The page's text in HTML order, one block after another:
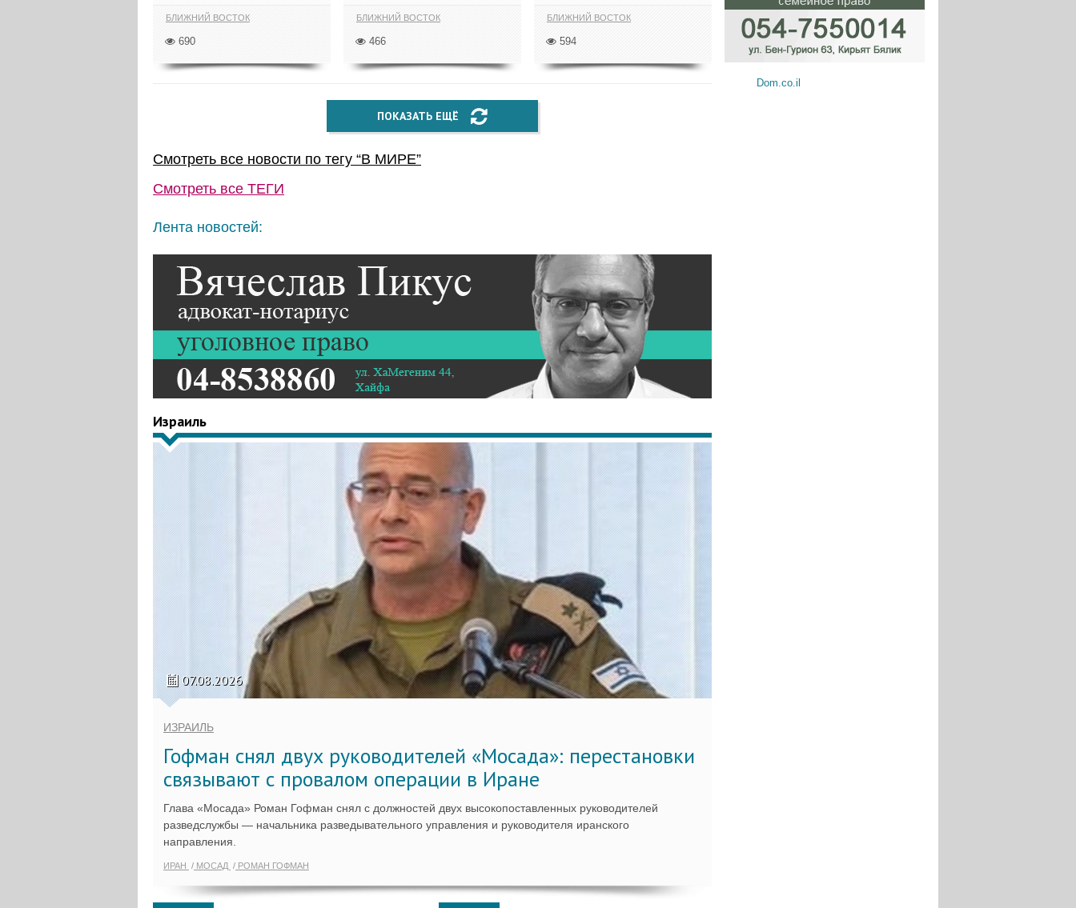
БЛИЖНИЙ ВОСТОК
690
БЛИЖНИЙ ВОСТОК
466
БЛИЖНИЙ ВОСТОК
594
ПОКАЗАТЬ ЕЩЁ
Смотреть все новости по тегу “В МИРЕ”
Смотреть все ТЕГИ
Лента новостей:
Израиль
07.08.2026
ИЗРАИЛЬ
Гофман снял двух руководителей «Мосада»: перестановки
связывают с провалом операции в Иране
Глава «Мосада» Роман Гофман снял с должностей двух высокопоставленных руководителей
разведслужбы — начальника разведывательного управления и руководителя иранского
направления.
ИРАН МОСАД РОМАН ГОФМАН
Dom.co.il